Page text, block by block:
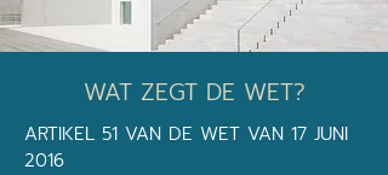
WAT ZEGT DE WET?
ARTIKEL 51 VAN DE WET VAN 17 JUNI
2016